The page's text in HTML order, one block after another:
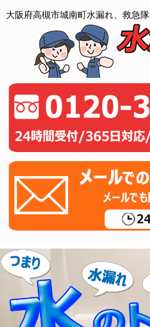
大阪府高槻市城南町水漏れ、救急隊